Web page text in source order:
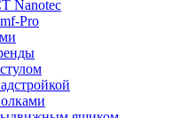
Nanotec
Pro